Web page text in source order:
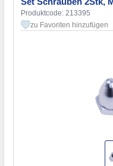
Produktcode: 213395
zu Favoriten hinzufügen